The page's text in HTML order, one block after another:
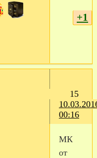
+1
15
00:16
МК
от